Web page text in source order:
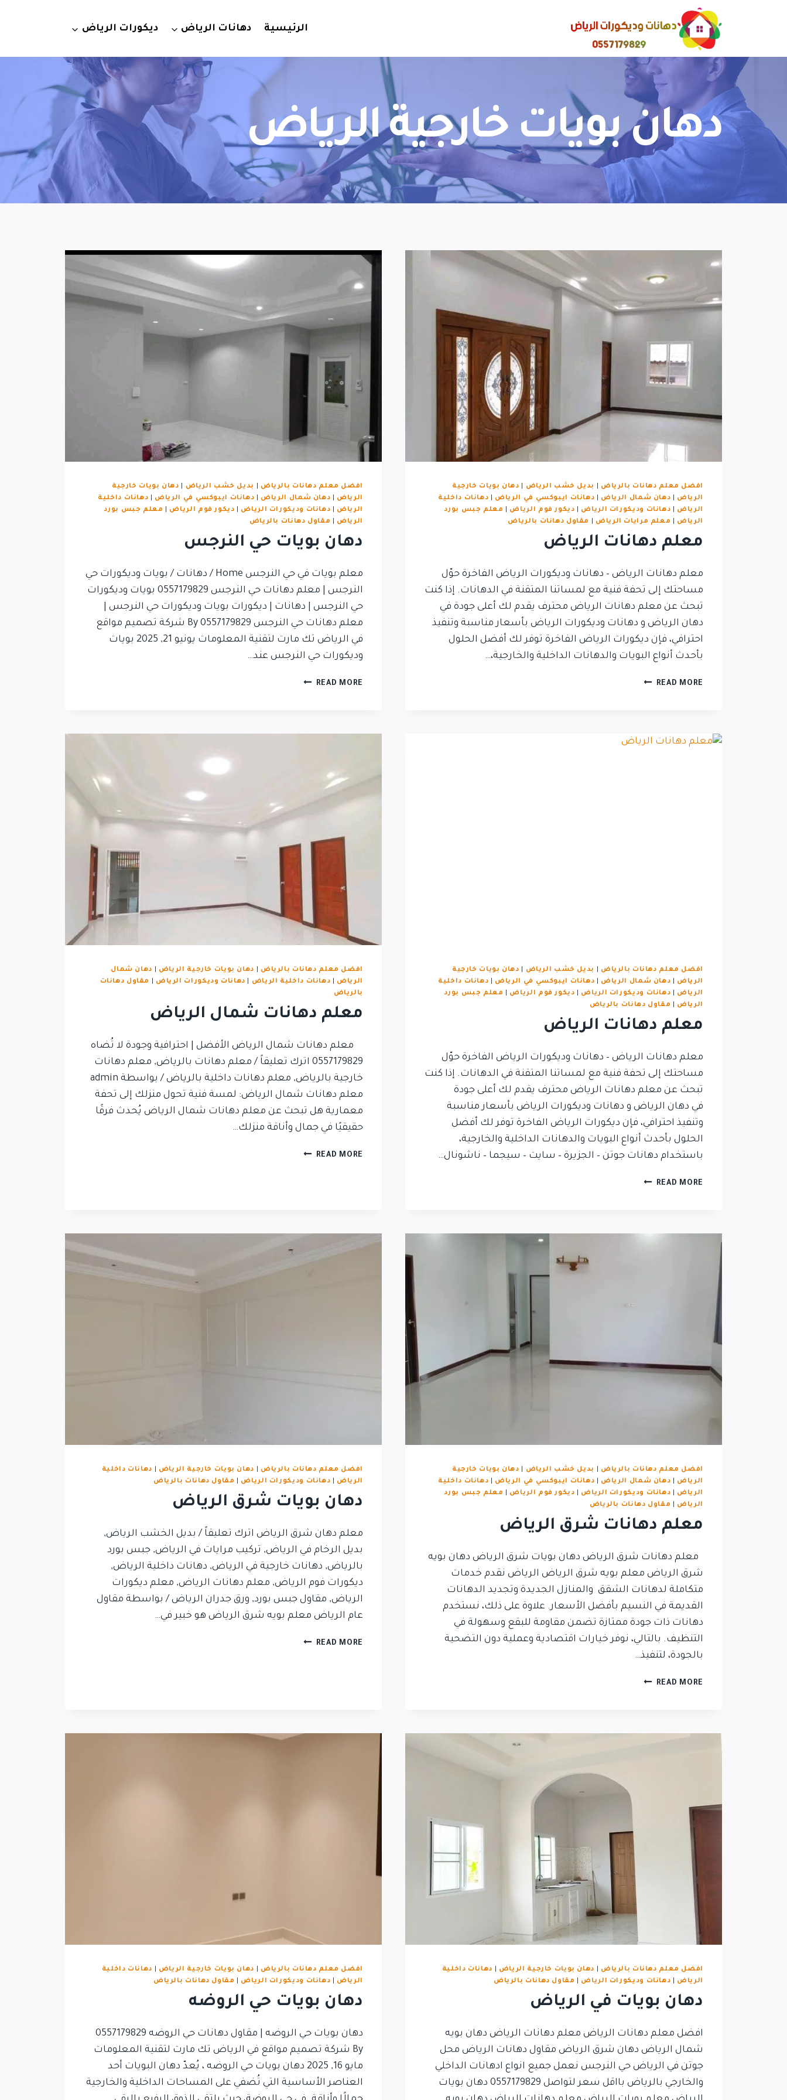
الرئيسية دهانات الرياض ديكورات الرياض
دهان بويات خارجية الرياض
افضل معلم دهانات بالرياض بديل خشب الرياض
دهان بويات خارجية
الرياض
دهان شمال الرياض دهانات ايبوكسي في الرياض
دهانات داخلية
الرياض
دهانات وديكورات الرياض ديكور فوم الرياض
معلم جبس بورد
الرياض
معلم مرايات الرياض مقاول دهانات بالرياض
معلم دهانات الرياض
معلم دهانات الرياض – دهانات وديكورات الرياض الفاخرة حوّل
مساحتك إلى تحفة فنية مع لمساتنا المتقنة في الدهانات. إذا كنت
تبحث عن معلم دهانات الرياض محترف يقدم لك أعلى جودة في
دهان الرياض و دهانات وديكورات الرياض بأسعار مناسبة وتنفيذ
احترافي، فإن ديكورات الرياض الفاخرة توفر لك أفضل الحلول
بأحدث أنواع البويات والدهانات الداخلية والخارجية،…
READ MORE
افضل معلم دهانات بالرياض بديل خشب الرياض
دهان بويات خارجية
الرياض
دهان شمال الرياض دهانات ايبوكسي في الرياض
دهانات داخلية
الرياض
دهانات وديكورات الرياض ديكور فوم الرياض
معلم جبس بورد
الرياض
مقاول دهانات بالرياض
دهان بويات حي النرجس
معلم بويات في حي النرجس Home / دهانات / بويات وديكورات حي
النرجس | معلم دهانات حي النرجس 0557179829 بويات وديكورات
حي النرجس | دهانات | ديكورات بويات وديكورات حي النرجس |
معلم دهانات حي النرجس 0557179829 By شركة تصميم مواقع
في الرياض تك مارت لتقنية المعلومات يونيو 21, 2025 بويات
وديكورات حي النرجس عند…
READ MORE
افضل معلم دهانات بالرياض بديل خشب الرياض
دهان بويات خارجية
الرياض
دهان شمال الرياض دهانات ايبوكسي في الرياض
دهانات داخلية
الرياض
دهانات وديكورات الرياض ديكور فوم الرياض
معلم جبس بورد
الرياض
مقاول دهانات بالرياض
معلم دهانات الرياض
معلم دهانات الرياض – دهانات وديكورات الرياض الفاخرة حوّل
مساحتك إلى تحفة فنية مع لمساتنا المتقنة في الدهانات. إذا كنت
تبحث عن معلم دهانات الرياض محترف يقدم لك أعلى جودة
في دهان الرياض و دهانات وديكورات الرياض بأسعار مناسبة
وتنفيذ احترافي، فإن ديكورات الرياض الفاخرة توفر لك أفضل
الحلول بأحدث أنواع البويات والدهانات الداخلية والخارجية،
باستخدام دهانات جوتن – الجزيرة – سايت – سيجما – ناشونال…
READ MORE
افضل معلم دهانات بالرياض دهان بويات خارجية الرياض
دهان شمال
الرياض
دهانات داخلية الرياض دهانات وديكورات الرياض
مقاول دهانات
بالرياض
معلم دهانات شمال الرياض
معلم دهانات شمال الرياض الأفضل | احترافية وجودة لا تُضاه
0557179829 اترك تعليقاً / معلم دهانات بالرياض, معلم دهانات
خارجية بالرياض, معلم دهانات داخلية بالرياض / بواسطة admin
معلم دهانات شمال الرياض: لمسة فنية تحول منزلك إلى تحفة
معمارية هل تبحث عن معلم دهانات شمال الرياض يُحدث فرقًا
حقيقيًا في جمال وأناقة منزلك…
READ MORE
افضل معلم دهانات بالرياض بديل خشب الرياض
دهان بويات خارجية
الرياض
دهان شمال الرياض دهانات ايبوكسي في الرياض
دهانات داخلية
الرياض
دهانات وديكورات الرياض ديكور فوم الرياض
معلم جبس بورد
الرياض
مقاول دهانات بالرياض
معلم دهانات شرق الرياض
معلم دهانات شرق الرياض دهان بويات شرق الرياض دهان بويه
شرق الرياض معلم بويه شرق الرياض الرياض نقدم خدمات
متكاملة لدهانات الشقق والمنازل الجديدة وتجديد الدهانات
القديمة في النسيم بأفضل الأسعار. علاوة على ذلك، نستخدم
دهانات ذات جودة ممتازة تضمن مقاومة للبقع وسهولة في
التنظيف. بالتالي، نوفر خيارات اقتصادية وعملية دون التضحية
بالجودة، لتنفيذ…
READ MORE
افضل معلم دهانات بالرياض دهان بويات خارجية الرياض
دهانات داخلية
الرياض
دهانات وديكورات الرياض مقاول دهانات بالرياض
دهان بويات شرق الرياض
معلم دهان شرق الرياض اترك تعليقاً / بديل الخشب الرياض,
بديل الرخام في الرياض, تركيب مرايات في الرياض, جبس بورد
بالرياض, دهانات خارجية في الرياض, دهانات داخلية الرياض,
ديكورات فوم الرياض, معلم دهانات الرياض, معلم ديكورات
الرياض, مقاول جبس بورد, ورق جدران الرياض / بواسطة مقاول
عام الرياض معلم بويه شرق الرياض هو خبير في…
READ MORE
افضل معلم دهانات بالرياض دهان بويات خارجية الرياض
دهانات داخلية
الرياض
دهانات وديكورات الرياض مقاول دهانات بالرياض
دهان بويات في الرياض
افضل معلم دهانات الرياض معلم دهانات الرياض دهان بويه
شمال الرياض دهان شرق الرياض مقاول دهانات الرياض محل
جوتن في الرياض حي النرجس نعمل جميع انواع ادهانات الداخلي
والخارجي بالرياض بااقل سعر لتواصل 0557179829 دهان بويات
افضل معلم دهانات بالرياض دهان بويات خارجية الرياض
دهانات داخلية
الرياض
دهانات وديكورات الرياض مقاول دهانات بالرياض
دهان بويات حي الروضه
By شركة تصميم مواقع في الرياض تك مارت لتقنية المعلومات
مايو 16, 2025 دهان بويات حي الروضه ، يُعدّ دهان البويات أحد
العناصر الأساسية التي تُضفي على المساحات الداخلية والخارجية